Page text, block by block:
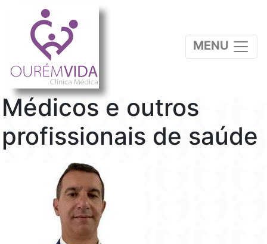
MENU
Médicos e outros
profissionais de saúde